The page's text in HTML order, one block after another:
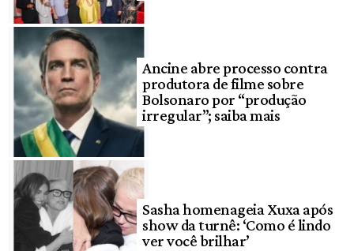
Ancine abre processo contra
produtora de filme sobre
Bolsonaro por “produção
irregular”; saiba mais
Sasha homenageia Xuxa após
show da turnê: ‘Como é lindo
ver você brilhar’